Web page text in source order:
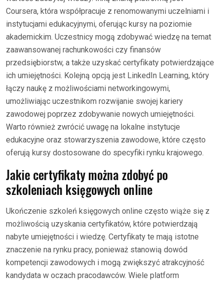
Coursera, która współpracuje z renomowanymi uczelniami i
instytucjami edukacyjnymi, oferując kursy na poziomie
akademickim. Uczestnicy mogą zdobywać wiedzę na temat
zaawansowanej rachunkowości czy finansów
przedsiębiorstw, a także uzyskać certyfikaty potwierdzające
ich umiejętności. Kolejną opcją jest LinkedIn Learning, który
łączy naukę z możliwościami networkingowymi,
umożliwiając uczestnikom rozwijanie swojej kariery
zawodowej poprzez zdobywanie nowych umiejętności.
Warto również zwrócić uwagę na lokalne instytucje
edukacyjne oraz stowarzyszenia zawodowe, które często
oferują kursy dostosowane do specyfiki rynku krajowego.
Jakie certyfikaty można zdobyć po
szkoleniach księgowych online
Ukończenie szkoleń księgowych online często wiąże się z
możliwością uzyskania certyfikatów, które potwierdzają
nabyte umiejętności i wiedzę. Certyfikaty te mają istotne
znaczenie na rynku pracy, ponieważ stanowią dowód
kompetencji zawodowych i mogą zwiększyć atrakcyjność
kandydata w oczach pracodawców. Wiele platform